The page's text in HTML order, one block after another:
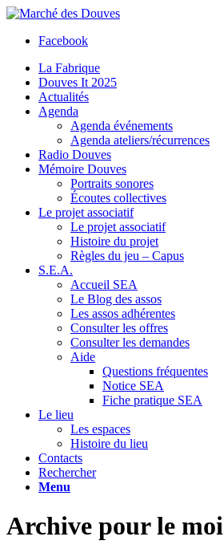
Facebook
La Fabrique
Douves It 2025
Actualités
Agenda
Agenda événements
Agenda ateliers/récurrences
Radio Douves
Mémoire Douves
Portraits sonores
Écoutes collectives
Le projet associatif
Le projet associatif
Histoire du projet
Règles du jeu – Capus
S.E.A.
Accueil SEA
Le Blog des assos
Les assos adhérentes
Consulter les offres
Consulter les demandes
Aide
Questions fréquentes
Notice SEA
Fiche pratique SEA
Le lieu
Les espaces
Histoire du lieu
Contacts
Rechercher
Menu
Archive pour le